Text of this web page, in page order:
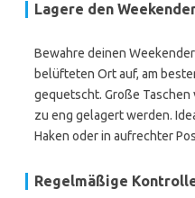
Lagere den
Bewahre deinen
belüfteten Ort auf, am
gequetscht. Große Taschen
zu eng gelagert werden.
Haken oder in aufrechter
Regelmäßige